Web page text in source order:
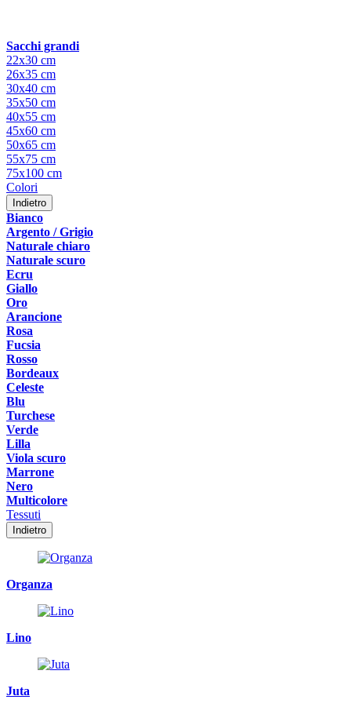
Sacchi grandi
22x30 cm
26x35 cm
30x40 cm
35x50 cm
40x55 cm
45x60 cm
50x65 cm
55x75 cm
75x100 cm
Colori
Indietro
Bianco
Argento / Grigio
Naturale chiaro
Naturale scuro
Ecru
Giallo
Oro
Arancione
Rosa
Fucsia
Rosso
Bordeaux
Celeste
Blu
Turchese
Verde
Lilla
Viola scuro
Marrone
Nero
Multicolore
Tessuti
Indietro
Organza
Lino
Juta